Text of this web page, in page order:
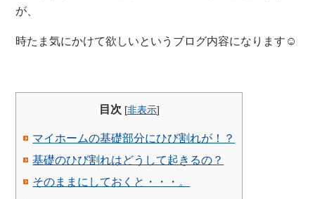
が、
時たま気にかけて欲しいというブログ内容になります☺
目次 [非表示]
マイホームの基礎部分にひび割れが！？
基礎のひび割れはどうして起きるの？
そのままにしておくと・・・。